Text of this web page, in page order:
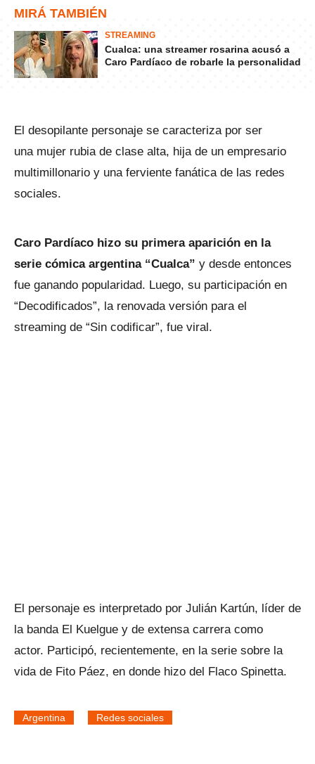
MIRÁ TAMBIÉN
STREAMING
Cualca: una streamer rosarina acusó a
Caro Pardíaco de robarle la personalidad
El desopilante personaje se caracteriza por ser
una mujer rubia de clase alta, hija de un empresario
multimillonario y una ferviente fanática de las redes
sociales.
Caro Pardíaco hizo su primera aparición en la
serie cómica argentina “Cualca” y desde entonces
fue ganando popularidad. Luego, su participación en
“Decodificados”, la renovada versión para el
streaming de “Sin codificar”, fue viral.
El personaje es interpretado por Julián Kartún, líder de
la banda El Kuelgue y de extensa carrera como
actor. Participó, recientemente, en la serie sobre la
vida de Fito Páez, en donde hizo del Flaco Spinetta.
Argentina Redes sociales